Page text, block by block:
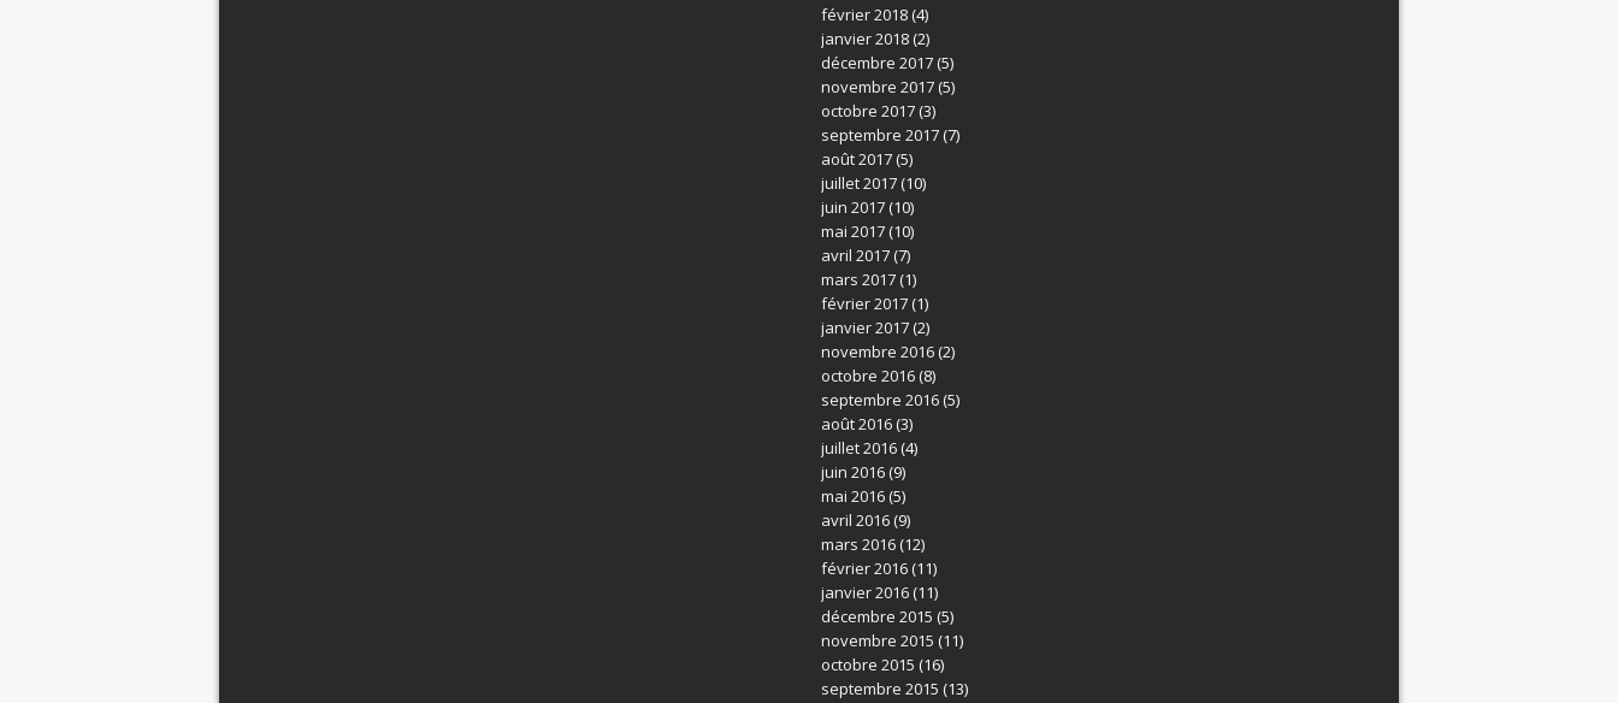
février 2018(4)
janvier 2018(2)
décembre 2017(5)
novembre 2017(5)
octobre 2017(3)
septembre 2017(7)
août 2017(5)
juillet 2017(10)
juin 2017(10)
mai 2017(10)
avril 2017(7)
mars 2017(1)
février 2017(1)
janvier 2017(2)
novembre 2016(2)
octobre 2016(8)
septembre 2016(5)
août 2016(3)
juillet 2016(4)
juin 2016(9)
mai 2016(5)
avril 2016(9)
mars 2016(12)
février 2016(11)
janvier 2016(11)
décembre 2015 (5)
novembre 2015 (11)
octobre 2015 (16)
septembre 2015 (13)